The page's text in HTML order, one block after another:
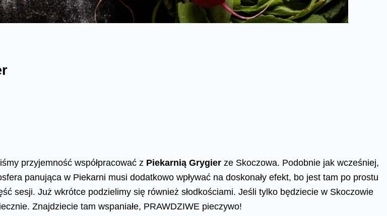
przyjemność współpracować z Piekarnią Grygier ze Skoczowa. Podobnie jak wcześniej,
panująca w Piekarni musi dodatkowo wpływać na doskonały efekt, bo jest tam po prostu
sesji. Już wkrótce podzielimy się również słodkościami. Jeśli tylko będziecie w Skoczowie
Znajdziecie tam wspaniałe, PRAWDZIWE pieczywo!